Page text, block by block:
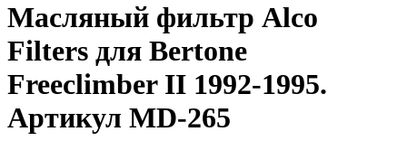
Масляный фильтр Alco
Filters для Bertone
Freeclimber II 1992-1995.
Артикул MD-265